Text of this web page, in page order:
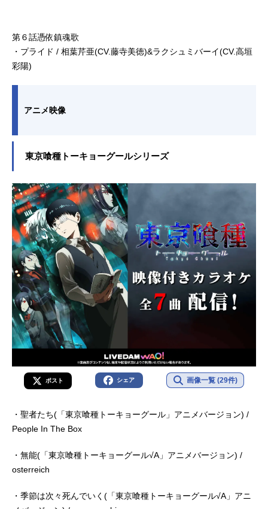
第６話憑依鎮魂歌
・プライド / 相葉芹亜(CV.藤寺美徳)&ラクシュミバーイ(CV.高垣
彩陽)
アニメ映像
東京喰種トーキョーグールシリーズ
ポスト シェア 画像一覧 (29件)
・聖者たち(「東京喰種トーキョーグール」アニメバージョン) /
People In The Box
・無能(「東京喰種トーキョーグール√A」アニメバージョン) /
osterreich
・季節は次々死んでいく(「東京喰種トーキョーグール√A」アニ